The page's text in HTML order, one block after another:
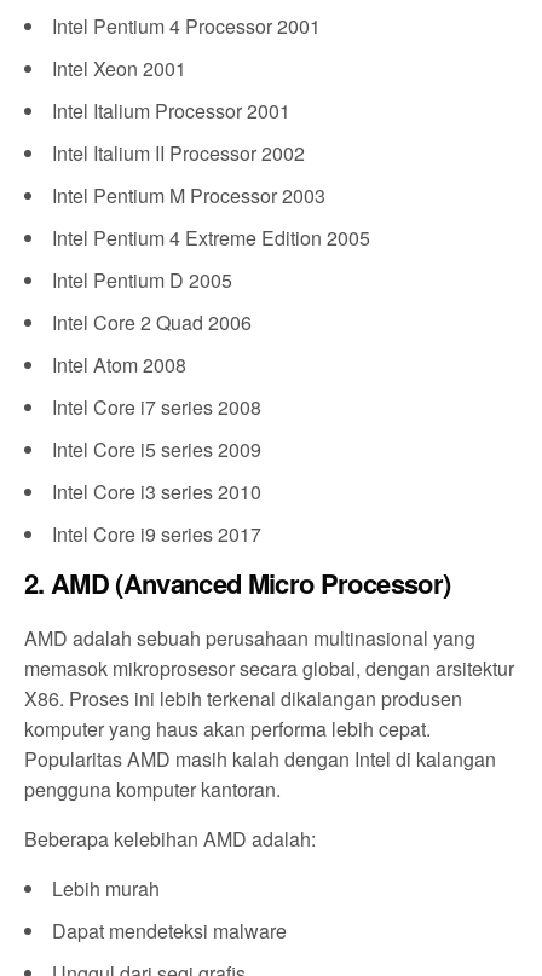
Intel Pentium 4 Processor 2001
Intel Xeon 2001
Intel Italium Processor 2001
Intel Italium II Processor 2002
Intel Pentium M Processor 2003
Intel Pentium 4 Extreme Edition 2005
Intel Pentium D 2005
Intel Core 2 Quad 2006
Intel Atom 2008
Intel Core i7 series 2008
Intel Core i5 series 2009
Intel Core i3 series 2010
Intel Core i9 series 2017
2. AMD (Anvanced Micro Processor)
AMD adalah sebuah perusahaan multinasional yang
memasok mikroprosesor secara global, dengan arsitektur
X86. Proses ini lebih terkenal dikalangan produsen
komputer yang haus akan performa lebih cepat.
Popularitas AMD masih kalah dengan Intel di kalangan
pengguna komputer kantoran.
Beberapa kelebihan AMD adalah:
Lebih murah
Dapat mendeteksi malware